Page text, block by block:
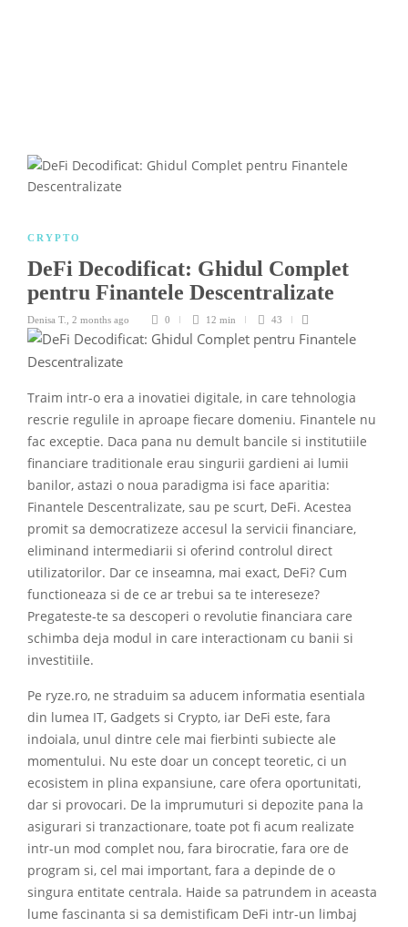
CRYPTO
DeFi Decodificat: Ghidul Complet
pentru Finantele Descentralizate
Denisa T. 2 months ago 0 12 min 43
Traim intr-o era a inovatiei digitale, in care tehnologia
rescrie regulile in aproape fiecare domeniu. Finantele nu
fac exceptie. Daca pana nu demult bancile si institutiile
financiare traditionale erau singurii gardieni ai lumii
banilor, astazi o noua paradigma isi face aparitia:
Finantele Descentralizate, sau pe scurt, DeFi. Acestea
promit sa democratizeze accesul la servicii financiare,
eliminand intermediarii si oferind controlul direct
utilizatorilor. Dar ce inseamna, mai exact, DeFi? Cum
functioneaza si de ce ar trebui sa te intereseze?
Pregateste-te sa descoperi o revolutie financiara care
schimba deja modul in care interactionam cu banii si
investitiile.
Pe ryze.ro, ne straduim sa aducem informatia esentiala
din lumea IT, Gadgets si Crypto, iar DeFi este, fara
indoiala, unul dintre cele mai fierbinti subiecte ale
momentului. Nu este doar un concept teoretic, ci un
ecosistem in plina expansiune, care ofera oportunitati,
dar si provocari. De la imprumuturi si depozite pana la
asigurari si tranzactionare, toate pot fi acum realizate
intr-un mod complet nou, fara birocratie, fara ore de
program si, cel mai important, fara a depinde de o
singura entitate centrala. Haide sa patrundem in aceasta
lume fascinanta si sa demistificam DeFi intr-un limbaj